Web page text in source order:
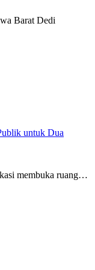
Barat Dedi
untuk Dua
membuka ruang…